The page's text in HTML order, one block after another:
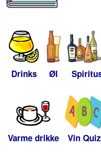
Drinks Øl
Varme drikke Vin Quiz